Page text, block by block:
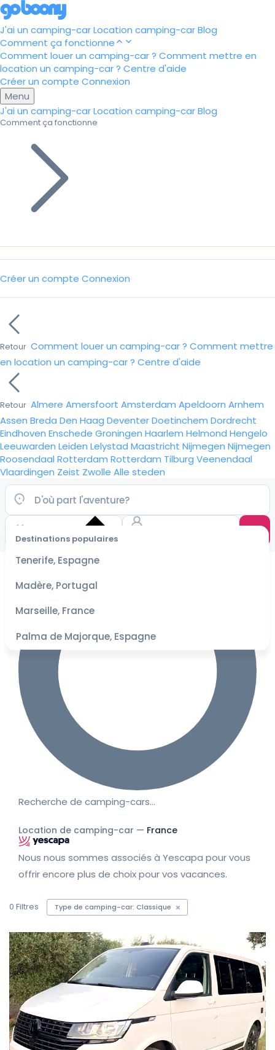
J'ai un camping-carLocation camping-carBlog
Comment ça fonctionne
Comment louer un camping-car ? Comment mettre en
location un camping-car ? Centre d'aide
Créer un compte Connexion
Menu
J'ai un camping-carLocation camping-carBlog
Comment ça fonctionne
Créer un compte Connexion
Retour Comment louer un camping-car ? Comment mettre
en location un camping-car ? Centre d'aide
Retour Almere Amersfoort Amsterdam Apeldoorn Arnhem
Assen Breda Den Haag DeventerDoetinchem Dordrecht
Eindhoven Enschede Groningen Haarlem Helmond Hengelo
Leeuwarden Leiden Lelystad Maastricht Nijmegen Nijmegen
Roosendaal Rotterdam Rotterdam Tilburg Veenendaal
Vlaardingen Zeist Zwolle Alle steden
Destinations populaires
Tenerife, Espagne
Madère, Portugal
Marseille, France
Palma de Majorque, Espagne
Choisir
les
pour les
tarifs
Recherche de camping-cars…
Location de camping-car — France
Nous nous sommes associés à Yescapa pour vous
offrir encore plus de choix pour vos vacances.
0 Filtres Type de camping-car: Classique